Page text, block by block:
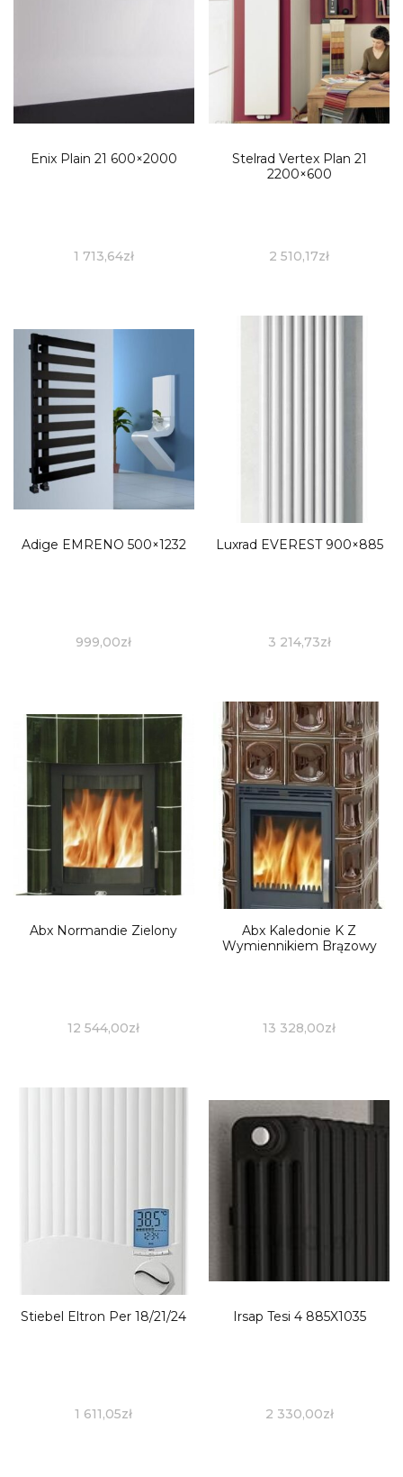
Enix Plain 21 600×2000
1 713,64zł
Stelrad Vertex Plan 21
2200×600
2 510,17zł
Adige EMRENO 500×1232
999,00zł
Luxrad EVEREST 900×885
3 214,73zł
Abx Normandie Zielony
12 544,00zł
Abx Kaledonie K Z
Wymiennikiem Brązowy
13 328,00zł
Stiebel Eltron Per 18/21/24
1 611,05zł
Irsap Tesi 4 885X1035
2 330,00zł